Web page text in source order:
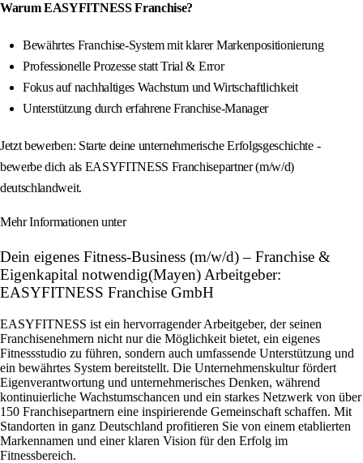
Warum EASYFITNESS Franchise?
Bewährtes Franchise-System mit klarer Markenpositionierung
Professionelle Prozesse statt Trial & Error
Fokus auf nachhaltiges Wachstum und Wirtschaftlichkeit
Unterstützung durch erfahrene Franchise-Manager
Jetzt bewerben: Starte deine unternehmerische Erfolgsgeschichte -
bewerbe dich als EASYFITNESS Franchisepartner (m/w/d)
deutschlandweit.
Mehr Informationen unter
Dein eigenes Fitness-Business (m/w/d) – Franchise &
Eigenkapital notwendig(Mayen) Arbeitgeber:
EASYFITNESS Franchise GmbH
EASYFITNESS ist ein hervorragender Arbeitgeber, der seinen
Franchisenehmern nicht nur die Möglichkeit bietet, ein eigenes
Fitnessstudio zu führen, sondern auch umfassende Unterstützung und
ein bewährtes System bereitstellt. Die Unternehmenskultur fördert
Eigenverantwortung und unternehmerisches Denken, während
kontinuierliche Wachstumschancen und ein starkes Netzwerk von über
150 Franchisepartnern eine inspirierende Gemeinschaft schaffen. Mit
Standorten in ganz Deutschland profitieren Sie von einem etablierten
Markennamen und einer klaren Vision für den Erfolg im
Fitnessbereich.